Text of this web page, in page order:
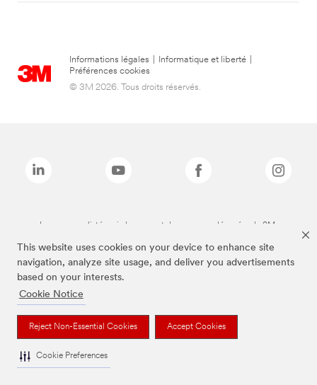
This website uses cookies on your device to enhance site
navigation, analyze site usage, and deliver you advertisements
based on your interests.
Cookie Notice
Reject Non-Essential Cookies Accept Cookies
Cookie Preferences
Informations légales Informatique et liberté
Préférences cookies
© 3M 2026. Tous droits réservés.
Les marques listées ci-dessus sont des marques déposées de 3M.